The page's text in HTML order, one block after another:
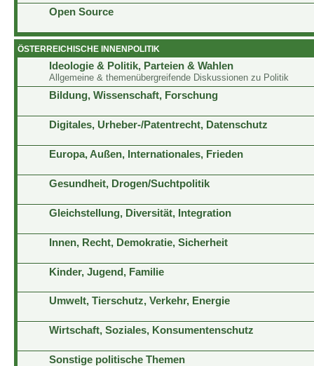
Open Source
ÖSTERREICHISCHE INNENPOLITIK
Ideologie & Politik, Parteien & Wahlen
Allgemeine & themenübergreifende Diskussionen zu Politik
Bildung, Wissenschaft, Forschung
Digitales, Urheber-/Patentrecht, Datenschutz
Europa, Außen, Internationales, Frieden
Gesundheit, Drogen/Suchtpolitik
Gleichstellung, Diversität, Integration
Innen, Recht, Demokratie, Sicherheit
Kinder, Jugend, Familie
Umwelt, Tierschutz, Verkehr, Energie
Wirtschaft, Soziales, Konsumentenschutz
Sonstige politische Themen